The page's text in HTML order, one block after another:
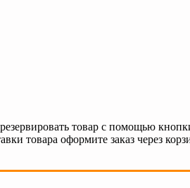
товар с помощью
товара оформите заказ через